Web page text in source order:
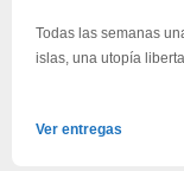
Todas las semanas
islas, una utopía
Ver entregas